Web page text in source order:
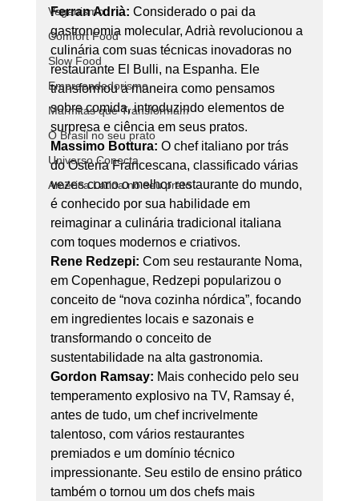
Veganismo
Comfort Food
Slow Food
Empreendedorismo
Marmitas que Transformam
O Brasil no seu prato
Universo Conecta
América Latina no seu prato
Ferran Adrià: Considerado o pai da
gastronomia molecular, Adrià revolucionou a
culinária com suas técnicas inovadoras no
restaurante El Bulli, na Espanha. Ele
transformou a maneira como pensamos
sobre comida, introduzindo elementos de
surpresa e ciência em seus pratos.
Massimo Bottura: O chef italiano por trás
do Osteria Francescana, classificado várias
vezes como o melhor restaurante do mundo,
é conhecido por sua habilidade em
reimaginar a culinária tradicional italiana
com toques modernos e criativos.
Rene Redzepi: Com seu restaurante Noma,
em Copenhague, Redzepi popularizou o
conceito de “nova cozinha nórdica”, focando
em ingredientes locais e sazonais e
transformando o conceito de
sustentabilidade na alta gastronomia.
Gordon Ramsay: Mais conhecido pelo seu
temperamento explosivo na TV, Ramsay é,
antes de tudo, um chef incrivelmente
talentoso, com vários restaurantes
premiados e um domínio técnico
impressionante. Seu estilo de ensino prático
também o tornou um dos chefs mais